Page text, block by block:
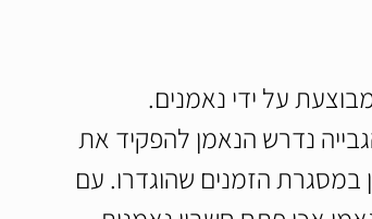
על ידי נאמנים.
נדרש הנאמן להפקיד את
במסגרת הזמנים שהוגדרו. עם